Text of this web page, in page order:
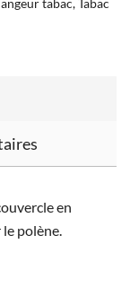
tabac,Tabac
en
polène.